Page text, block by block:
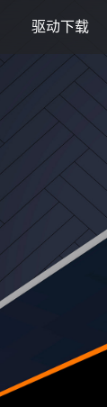
融合智算中
MTT KUAE
服务器
MTT
智算中心
MTT S5000
MTT S4000
MTT S3000
MTT S2000
基础软件
驱动程序
MUSA SDK
Moore Perf
MUSA Deploy
MUSACODE
应用
摩笔马良
人工智能
融合智算中心
DigitalME 数
AI Reality
AI 推理
云与数据中
云电脑
高性能渲染
数字孪生与
工业设计与
视频加速
广播与专业
视频会议
驱动下载